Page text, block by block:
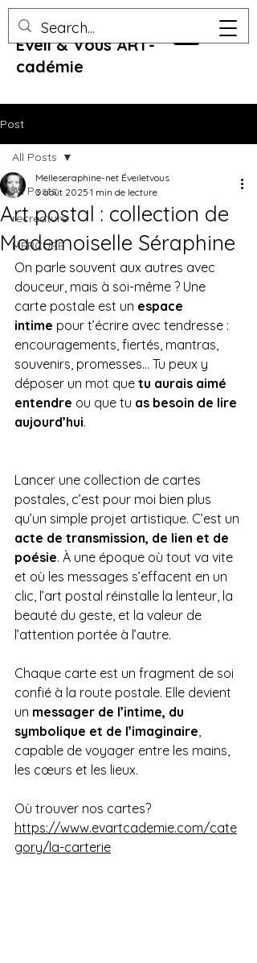
Eveil & Vous ART-
cadémie
Post
All Posts
recreature
MERCURE
All Posts
Art postal : collection de
Mademoiselle Séraphine
Melleseraphine-net Éveiletvous
3 août 2025 1 min de lecture
On parle souvent aux autres avec
douceur, mais à soi-même ? Une
carte postale est un espace
intime pour t’écrire avec tendresse :
encouragements, fiertés, mantras,
souvenirs, promesses… Tu peux y
déposer un mot que tu aurais aimé
entendre ou que tu as besoin de lire
aujourd’hui.
Lancer une collection de cartes
postales, c’est pour moi bien plus
qu’un simple projet artistique. C’est un
acte de transmission, de lien et de
poésie. À une époque où tout va vite
et où les messages s’effacent en un
clic, l’art postal réinstalle la lenteur, la
beauté du geste, et la valeur de
l’attention portée à l’autre.
Chaque carte est un fragment de soi
confié à la route postale. Elle devient
un messager de l’intime, du
symbolique et de l’imaginaire
capable de voyager entre les mains,
les cœurs et les lieux.
Où trouver nos cartes?
https://www.evartcademie.com/cate
gory/la-carterie